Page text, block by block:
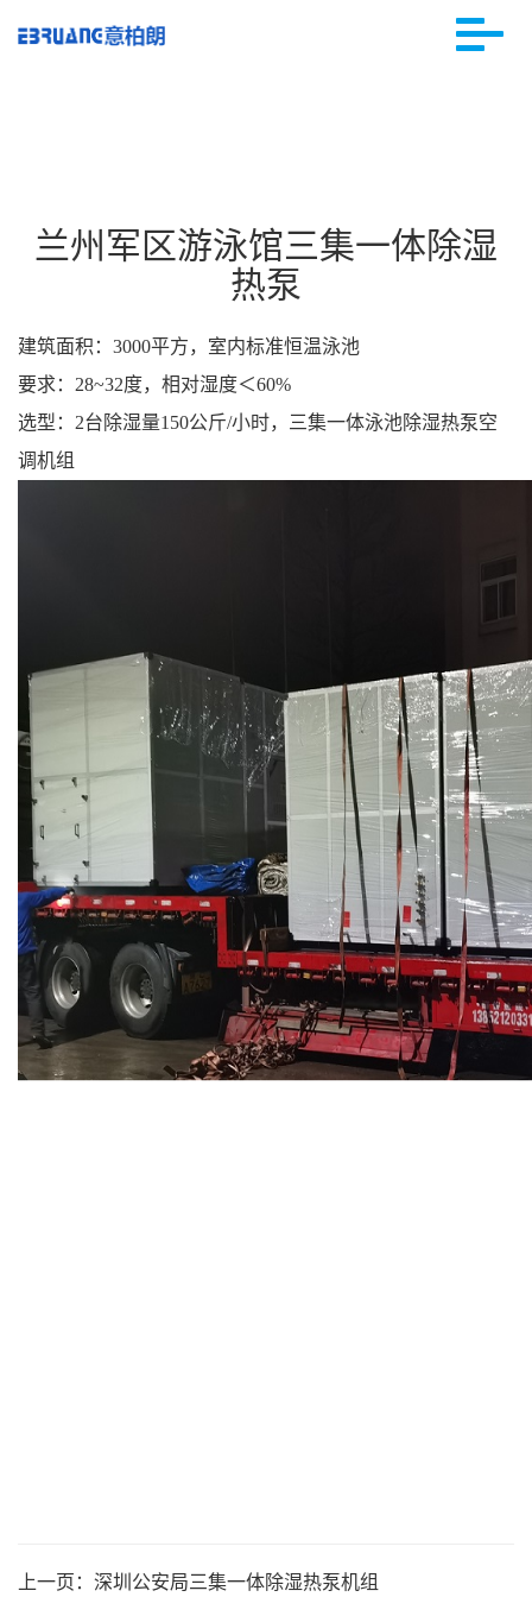
兰州军区游泳馆三集一体除湿
热泵
建筑面积：3000平方，室内标准恒温泳池
要求：28~32度，相对湿度＜60%
选型：2台除湿量150公斤/小时，三集一体泳池除湿热泵空
调机组
上一页： 深圳公安局三集一体除湿热泵机组